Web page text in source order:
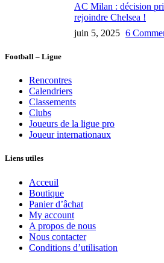
AC Milan : décision
rejoindre Chelsea !
juin 5, 2025 6
Football – Ligue
Rencontres
Calendriers
Classements
Clubs
Joueurs de la ligue pro
Joueur internationaux
Liens utiles
Acceuil
Boutique
Panier d’âchat
My account
A propos de nous
Nous contacter
Conditions d’utilisation